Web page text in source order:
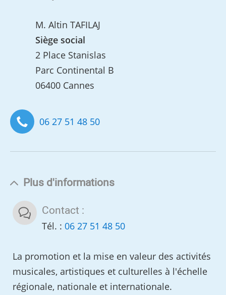
M. Altin TAFILAJ
Siège social
2 Place Stanislas
Parc Continental B
06400 Cannes
06 27 51 48 50
Plus d'informations
Contact :
Tél. : 06 27 51 48 50
La promotion et la mise en valeur des activités
musicales, artistiques et culturelles à l'échelle
régionale, nationale et internationale.